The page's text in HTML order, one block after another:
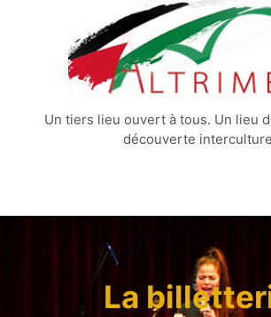
Un tiers lieu ouvert à tous. Un lieu
découverte
La